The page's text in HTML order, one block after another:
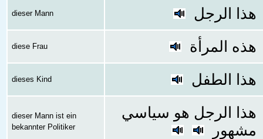
dieser Mann هذا الرجل
diese Frau هذه المرأة
dieses Kind هذا الطفل
dieser Mann ist ein
bekannter Politiker
هذا الرجل هو سياسي
مشهور